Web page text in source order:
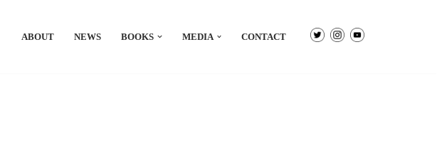
ABOUT NEWS BOOKS MEDIA CONTACT